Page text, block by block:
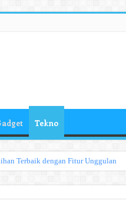
Tekno
Terbaik dengan Fitur Unggulan